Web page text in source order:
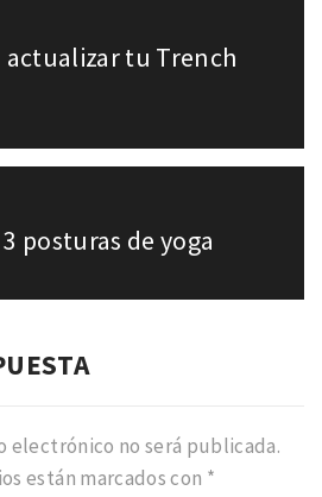
actualizar tu Trench
posturas de yoga
electrónico no será publicada.
están marcados con *